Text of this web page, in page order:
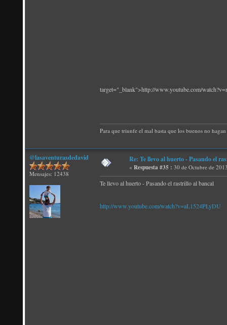
target="_blank">http://www.youtube.com/
Para que triunfe el mal basta que los buenos no
@lasaventurasdedavid
Mensajes: 12438
Re: Te llevo al huerto - Pasando el
« Respuesta #35 : 30 de Octubre de
Te llevo al huerto - Pasando el rastrillo al bancal
http://www.youtube.com/watch?v=aL1524PLyDU